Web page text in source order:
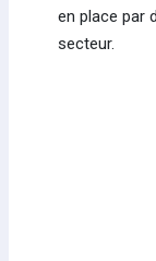
en place par
secteur.